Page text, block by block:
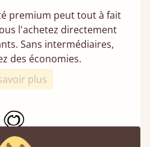
premium peut tout à fait
l'achetez directement
Sans intermédiaires,
des économies.
plus